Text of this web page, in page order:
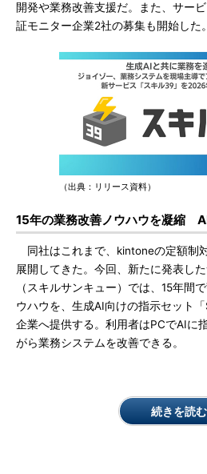
開発や業務改善支援だ。また、サー
証モニター企業2社の募集も開始した。
（出典：リリース資料）
15年の業務改善ノウハウを凝縮
同社はこれまで、kintoneの定額制
展開してきた。今回、新たに発表し
（スキルサンキュー）では、15年間
ウハウを、生成AI向けの指示セット「
企業へ提供する。利用者はPCでAIに
がら業務システムを改善できる。
続きを読む